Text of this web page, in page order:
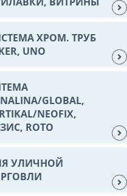
ХРОМ. ТРУБ
UNO
GLOBAL,
NEOFIX,
ROTO
УЛИЧНОЙ